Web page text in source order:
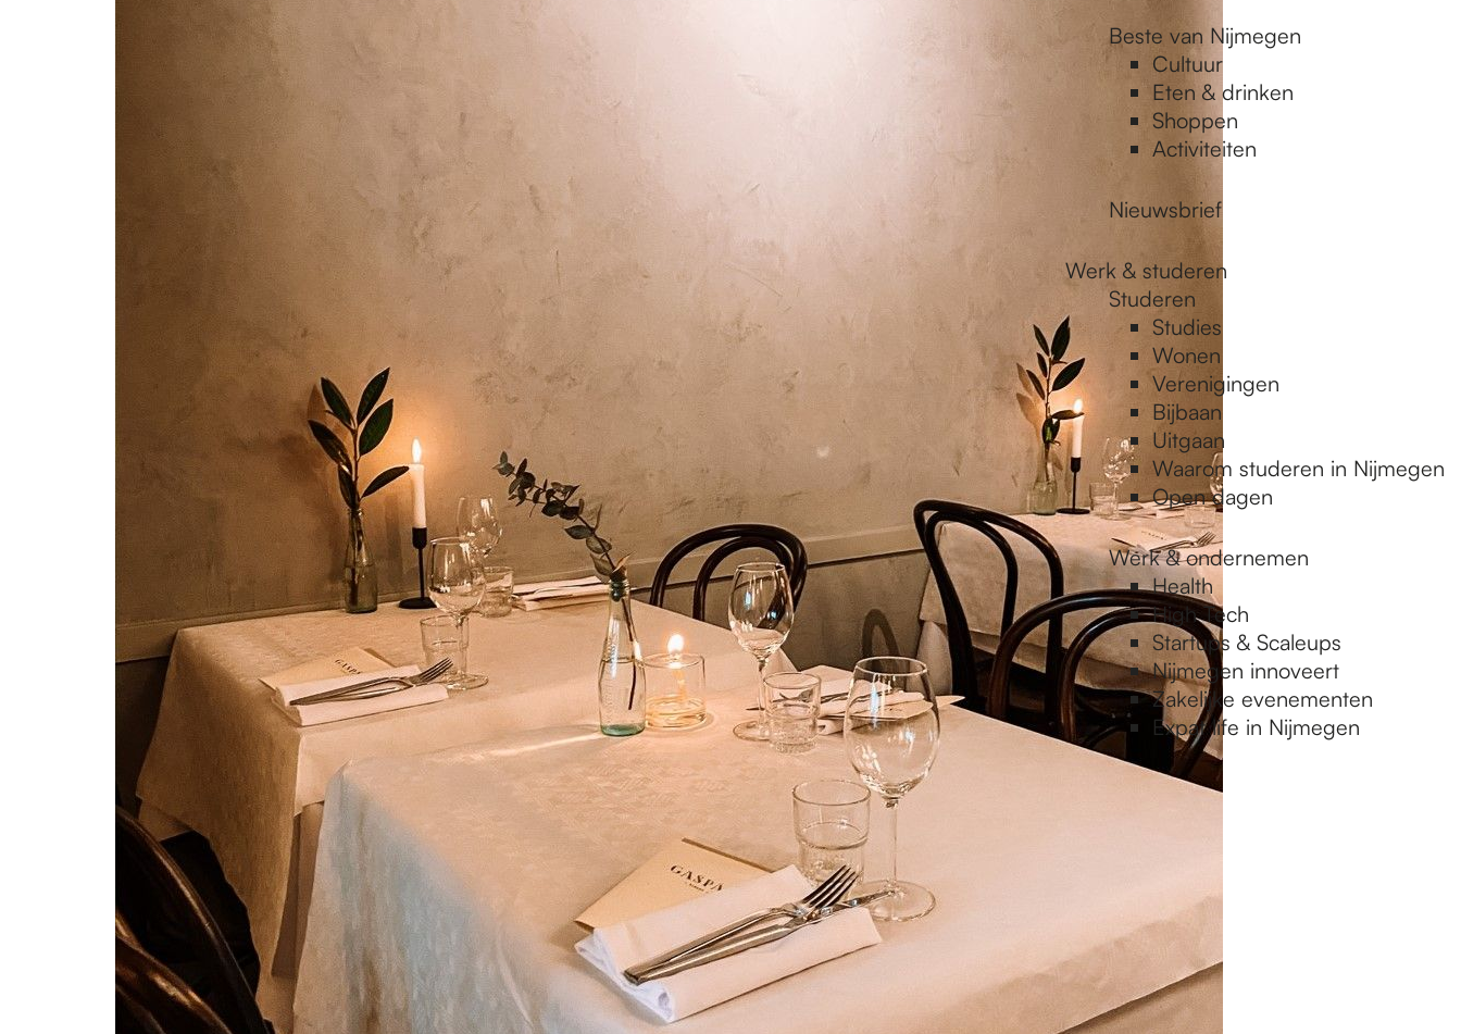
Beste van Nijmegen
Cultuur
Eten & drinken
Shoppen
Activiteiten
Nieuwsbrief
Werk & studeren
Studeren
Studies
Wonen
Verenigingen
Bijbaan
Uitgaan
Waarom studeren in Nijmegen
Open dagen
Werk & ondernemen
Health
High Tech
Startups & Scaleups
Nijmegen innoveert
Zakelijke evenementen
Expat life in Nijmegen